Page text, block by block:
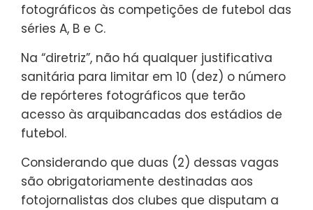
fotográficos às competições de futebol das
séries A, B e C.
Na “diretriz”, não há qualquer justificativa
sanitária para limitar em 10 (dez) o número
de repórteres fotográficos que terão
acesso às arquibancadas dos estádios de
futebol.
Considerando que duas (2) dessas vagas
são obrigatoriamente destinadas aos
fotojornalistas dos clubes que disputam a